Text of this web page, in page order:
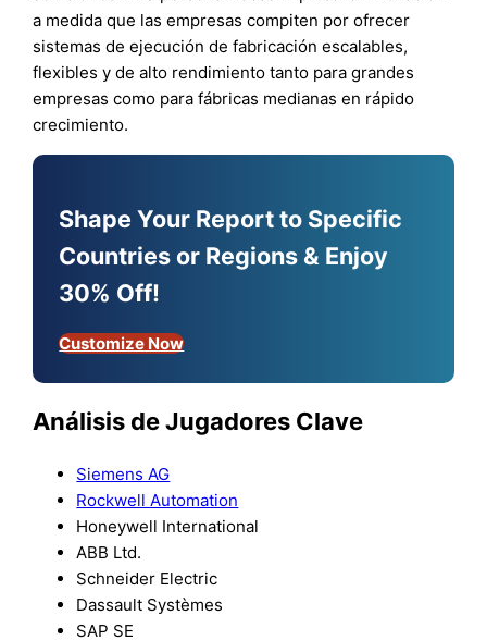
a medida que las empresas compiten por ofrecer
sistemas de ejecución de fabricación escalables,
flexibles y de alto rendimiento tanto para grandes
empresas como para fábricas medianas en rápido
crecimiento.
Shape Your Report to Specific
Countries or Regions & Enjoy
30% Off!
Customize Now
Análisis de Jugadores Clave
Siemens AG
Rockwell Automation
Honeywell International
ABB Ltd.
Schneider Electric
Dassault Systèmes
SAP SE